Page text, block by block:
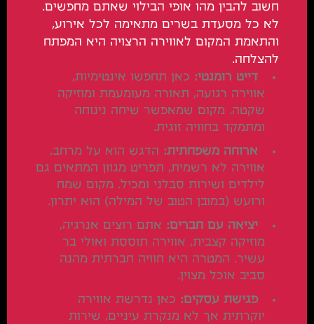
חשוב להבין מהו אופי הבילוי שאתם מחפשים.
לא כל מסעדת בשרים מתאימה לכל אירוע,
והתאמת המקום לאווירה הרצויה היא המפתח
להצלחה.
דייט רומנטי: כאן תחפשו אינטימיות,
אווירה רגועה, תאורה מעומעמת ומוזיקה
שקטה. מקום שמאפשר שיחה נינוחה
ומתמקד בחוויה זוגית.
ארוחה משפחתית: הדגש הוא על מרחב,
אווירה לא רשמית, תפריט מגוון המתאים גם
לילדים ושירות סבלני ומכיל. מקום שמח
ורועש (במובן הטוב של המילה) הוא יתרון.
יציאה עם חברים: אתם רוצים אנרגיה,
מוזיקה קצבית, אווירה תוססת ואולי בר
עשיר. המטרה היא חוויה חברתית מהנה
סביב אוכל מצוין.
פגישת עסקים: כאן נדרשת אווירה
יוקרתית אך לא מנקרת עיניים, שירות